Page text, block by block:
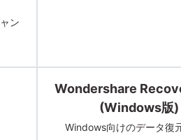
ン
Wondershare
(Windows版)
Windows向けのデータ復